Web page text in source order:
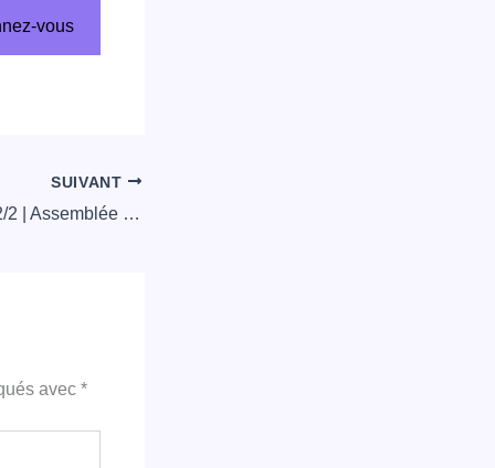
vous
SUIVANT
Newsletter 2022/02/2 | Assemblée générale du 18 février 2022 : appel à candidatures
avec *